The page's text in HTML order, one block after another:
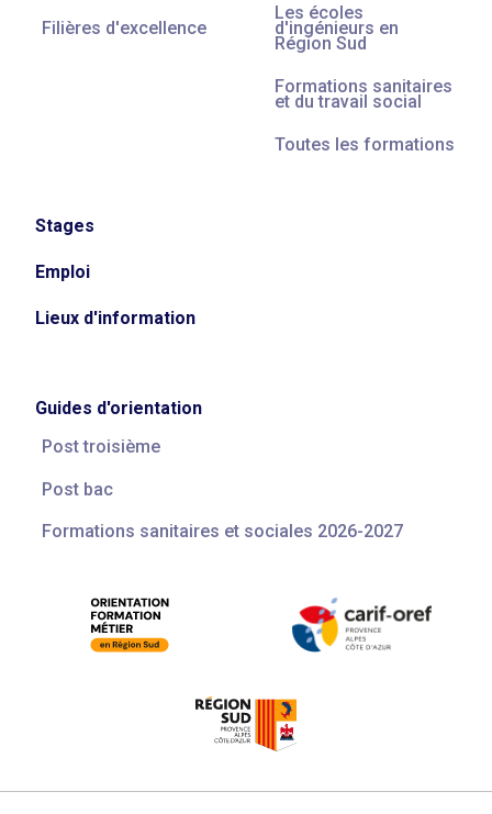
Filières d'excellence
Les écoles
d'ingénieurs en
Région Sud
Formations sanitaires
et du travail social
Toutes les formations
Stages
Emploi
Lieux d'information
Guides d'orientation
Post troisième
Post bac
Formations sanitaires et sociales 2026-2027